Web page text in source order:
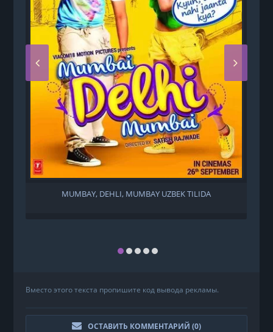
MUMBAY, DEHLI, MUMBAY UZBEK TILIDA
Вместо этого текста пропишите код вывода рекламы.
ОСТАВИТЬ КОММЕНТАРИЙ (0)